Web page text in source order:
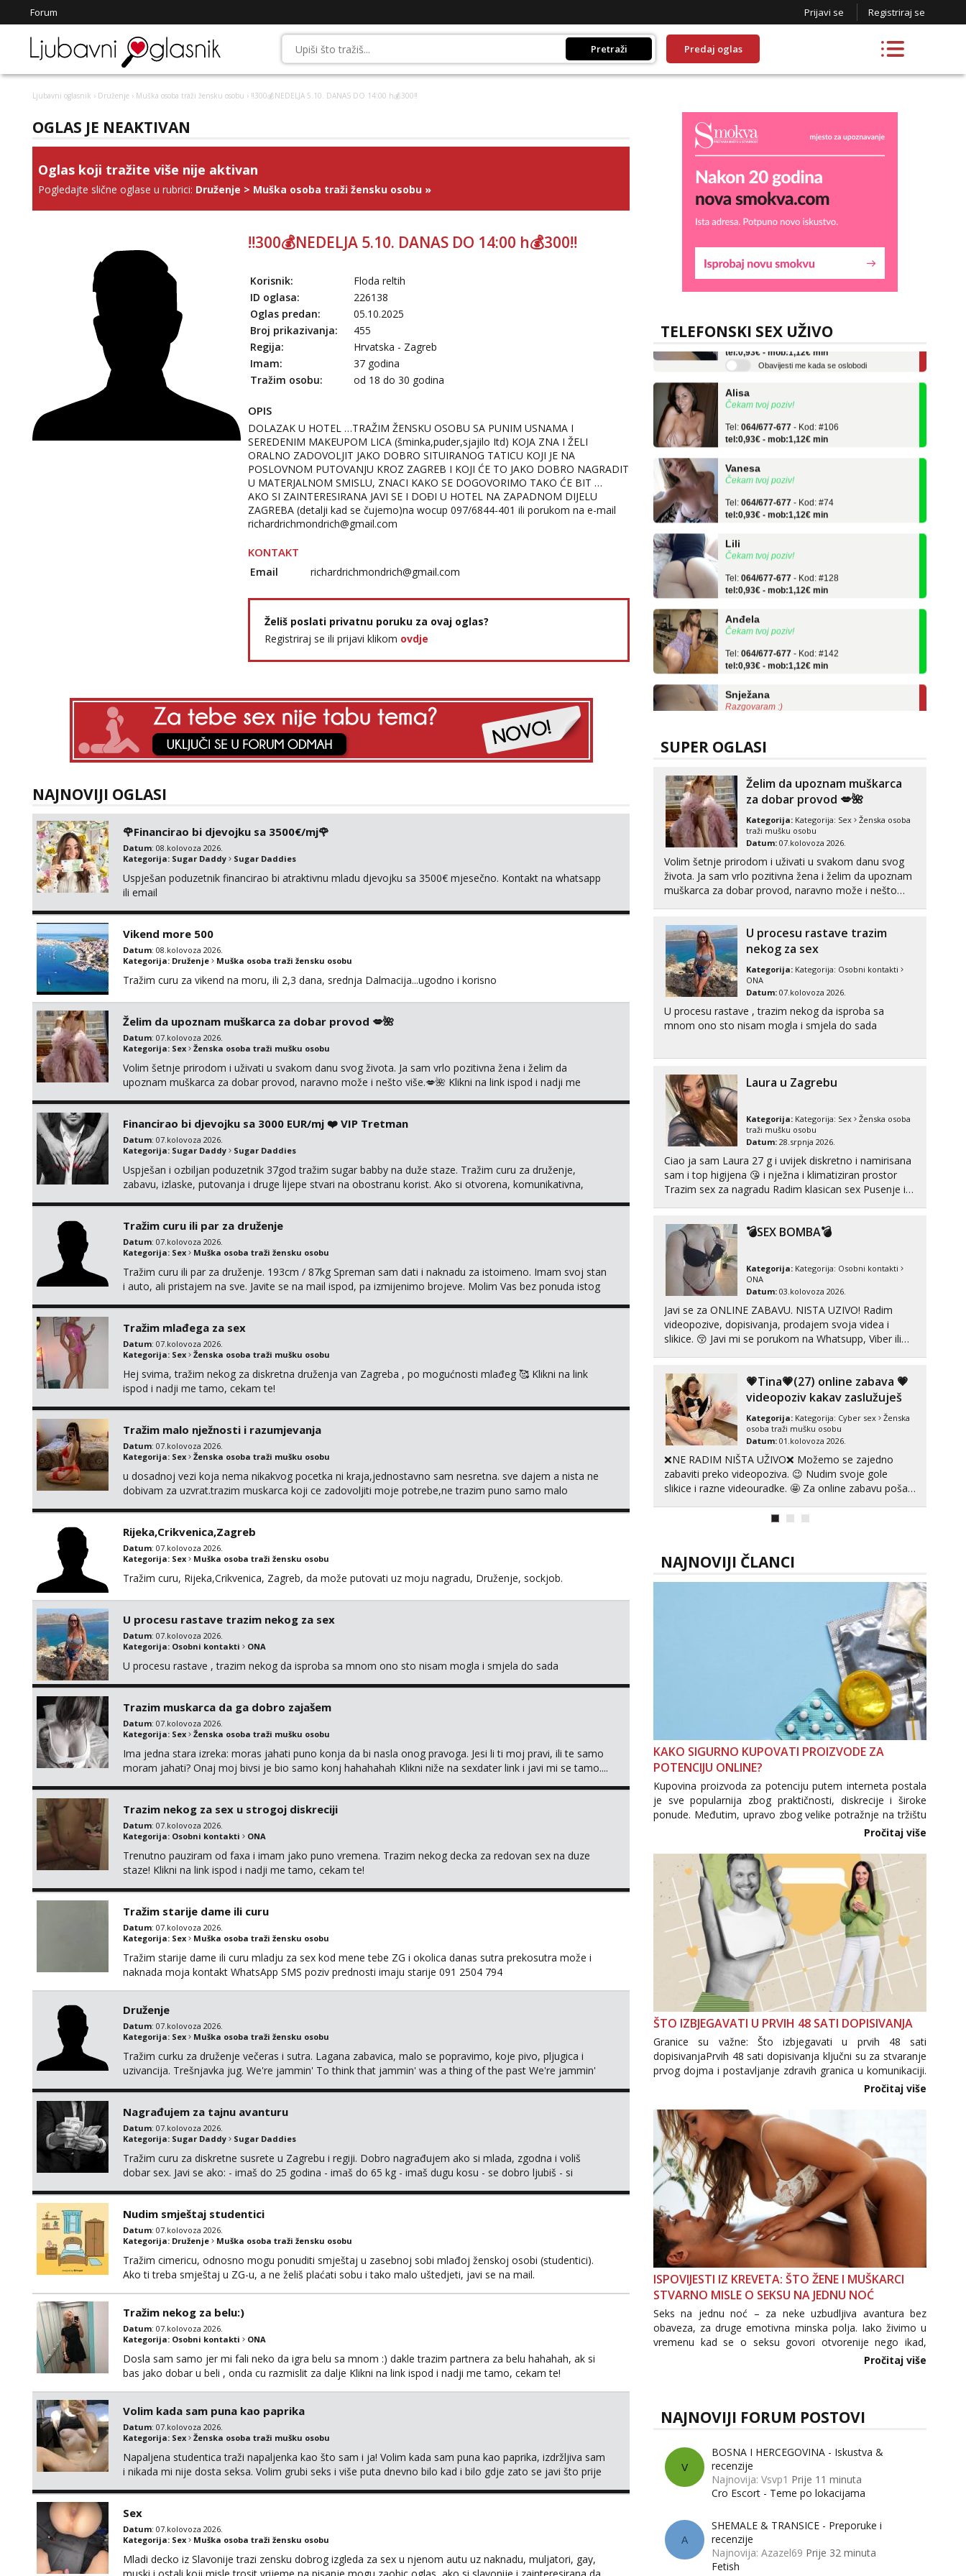
Forum Prijavi se Registriraj se
Pretraži Predaj oglas
Ljubavni oglasnik › Druženje › Muška osoba traži žensku osobu › ‼️300💰NEDELJA 5.10. DANAS DO 14:00 h💰300‼️
OGLAS JE NEAKTIVAN
Oglas koji tražite više nije aktivan
Pogledajte slične oglase u rubrici: Druženje > Muška osoba traži žensku osobu »
‼️300💰NEDELJA 5.10. DANAS DO 14:00 h💰300‼️
Korisnik:
Floda reltih
ID oglasa:
226138
Oglas predan:
05.10.2025
Broj prikazivanja:
455
Regija:
Hrvatska - Zagreb
Imam:
37 godina
Tražim osobu:
od 18 do 30 godina
OPIS
DOLAZAK U HOTEL …TRAŽIM ŽENSKU OSOBU SA PUNIM USNAMA I
SEREDENIM MAKEUPOM LICA (šminka,puder,sjajilo Itd) KOJA ZNA I ŽELI
ORALNO ZADOVOLJIT JAKO DOBRO SITUIRANOG TATICU KOJI JE NA
POSLOVNOM PUTOVANJU KROZ ZAGREB I KOJI ĆE TO JAKO DOBRO NAGRADIT
U MATERJALNOM SMISLU, ZNACI KAKO SE DOGOVORIMO TAKO ĆE BIT …
AKO SI ZAINTERESIRANA JAVI SE I DOĐI U HOTEL NA ZAPADNOM DIJELU
ZAGREBA (detalji kad se čujemo)na wocup 097/6844-401 ili porukom na e-mail
richardrichmondrich@gmail.com
KONTAKT
Email richardrichmondrich@gmail.com
Želiš poslati privatnu poruku za ovaj oglas?
Registriraj se ili prijavi klikom ovdje
NAJNOVIJI OGLASI
🌹Financirao bi djevojku sa 3500€/mj🌹
Datum: 08.kolovoza 2026.
Kategorija: Sugar Daddy Sugar Daddies
Uspješan poduzetnik financirao bi atraktivnu mladu djevojku sa 3500€ mjesečno. Kontakt na whatsapp
ili email
Vikend more 500
Datum: 08.kolovoza 2026.
Kategorija: Druženje Muška osoba traži žensku osobu
Tražim curu za vikend na moru, ili 2,3 dana, srednja Dalmacija...ugodno i korisno
Želim da upoznam muškarca za dobar provod 💋🌺
Datum: 07.kolovoza 2026.
Kategorija: Sex Ženska osoba traži mušku osobu
Volim šetnje prirodom i uživati u svakom danu svog života. Ja sam vrlo pozitivna žena i želim da
upoznam muškarca za dobar provod, naravno može i nešto više.💋🌺 Klikni na link ispod i nadji me
Financirao bi djevojku sa 3000 EUR/mj ❤️ VIP Tretman
Datum: 07.kolovoza 2026.
Kategorija: Sugar Daddy Sugar Daddies
Uspješan i ozbiljan poduzetnik 37god tražim sugar babby na duže staze. Tražim curu za druženje,
zabavu, izlaske, putovanja i druge lijepe stvari na obostranu korist. Ako si otvorena, komunikativna,
Tražim curu ili par za druženje
Datum: 07.kolovoza 2026.
Kategorija: Sex Muška osoba traži žensku osobu
Tražim curu ili par za druženje. 193cm / 87kg Spreman sam dati i naknadu za istoimeno. Imam svoj stan
i auto, ali pristajem na sve. Javite se na mail ispod, pa izmijenimo brojeve. Molim Vas bez ponuda istog
Tražim mlađega za sex
Datum: 07.kolovoza 2026.
Kategorija: Sex Ženska osoba traži mušku osobu
Hej svima, tražim nekog za diskretna druženja van Zagreba , po mogućnosti mlađeg 🥰 Klikni na link
ispod i nadji me tamo, cekam te!
Tražim malo nježnosti i razumjevanja
Datum: 07.kolovoza 2026.
Kategorija: Sex Ženska osoba traži mušku osobu
u dosadnoj vezi koja nema nikakvog pocetka ni kraja,jednostavno sam nesretna. sve dajem a nista ne
dobivam za uzvrat.trazim muskarca koji ce zadovoljiti moje potrebe,ne trazim puno samo malo
Rijeka,Crikvenica,Zagreb
Datum: 07.kolovoza 2026.
Kategorija: Sex Muška osoba traži žensku osobu
Tražim curu, Rijeka,Crikvenica, Zagreb, da može putovati uz moju nagradu, Druženje, sockjob.
U procesu rastave trazim nekog za sex
Datum: 07.kolovoza 2026.
Kategorija: Osobni kontakti ONA
U procesu rastave , trazim nekog da isproba sa mnom ono sto nisam mogla i smjela do sada
Trazim muskarca da ga dobro zajašem
Datum: 07.kolovoza 2026.
Kategorija: Sex Ženska osoba traži mušku osobu
Ima jedna stara izreka: moras jahati puno konja da bi nasla onog pravoga. Jesi li ti moj pravi, ili te samo
moram jahati? Onaj moj bivsi je bio samo konj hahahahah Klikni niže na sexdater link i javi mi se tamo....
Trazim nekog za sex u strogoj diskreciji
Datum: 07.kolovoza 2026.
Kategorija: Osobni kontakti ONA
Trenutno pauziram od faxa i imam jako puno vremena. Trazim nekog decka za redovan sex na duze
staze! Klikni na link ispod i nadji me tamo, cekam te!
Tražim starije dame ili curu
Datum: 07.kolovoza 2026.
Kategorija: Sex Muška osoba traži žensku osobu
Tražim starije dame ili curu mladju za sex kod mene tebe ZG i okolica danas sutra prekosutra može i
naknada moja kontakt WhatsApp SMS poziv prednosti imaju starije 091 2504 794
Druženje
Datum: 07.kolovoza 2026.
Kategorija: Sex Muška osoba traži žensku osobu
Tražim curku za druženje večeras i sutra. Lagana zabavica, malo se popravimo, koje pivo, pljugica i
uzivancija. Trešnjavka jug. We're jammin' To think that jammin' was a thing of the past We're jammin'
Nagrađujem za tajnu avanturu
Datum: 07.kolovoza 2026.
Kategorija: Sugar Daddy Sugar Daddies
Tražim curu za diskretne susrete u Zagrebu i regiji. Dobro nagrađujem ako si mlada, zgodna i voliš
dobar sex. Javi se ako: - imaš do 25 godina - imaš do 65 kg - imaš dugu kosu - se dobro ljubiš - si
Nudim smještaj studentici
Datum: 07.kolovoza 2026.
Kategorija: Druženje Muška osoba traži žensku osobu
Tražim cimericu, odnosno mogu ponuditi smještaj u zasebnoj sobi mlađoj ženskoj osobi (studentici).
Ako ti treba smještaj u ZG-u, a ne želiš plaćati sobu i tako malo uštedjeti, javi se na mail.
Tražim nekog za belu:)
Datum: 07.kolovoza 2026.
Kategorija: Osobni kontakti ONA
Dosla sam samo jer mi fali neko da igra belu sa mnom :) dakle trazim partnera za belu hahahah, ak si
bas jako dobar u beli , onda cu razmislit za dalje Klikni na link ispod i nadji me tamo, cekam te!
Volim kada sam puna kao paprika
Datum: 07.kolovoza 2026.
Kategorija: Sex Ženska osoba traži mušku osobu
Napaljena studentica traži napaljenka kao što sam i ja! Volim kada sam puna kao paprika, izdržljiva sam
i nikada mi nije dosta seksa. Volim grubi seks i više puta dnevno bilo kad i bilo gdje zato se javi što prije
Sex
Datum: 07.kolovoza 2026.
Kategorija: Sex Muška osoba traži žensku osobu
Mladi decko iz Slavonije trazi zensku dobrog izgleda za sex u njenom autu uz naknadu, muljatori, gay,
TELEFONSKI SEX UŽIVO
Snježana
Tel:064/677-677 - Kod: #119
tel:0,93€ - mob:1,12€ min
Obavijesti me kada se oslobodi
Čekam tvoj poziv!
tel:0,93€ - mob:1,12€ min
Čekam tvoj poziv!
tel:0,93€ - mob:1,12€ min
Čekam tvoj poziv!
tel:0,93€ - mob:1,12€ min
Čekam tvoj poziv!
tel:0,93€ - mob:1,12€ min
Razgovaram :)
Obavijesti me kada se oslobodi
Čekam tvoj poziv!
Tel: 064/677-677 - Kod: #106
tel:0,93€ - mob:1,12€ min
Vanesa
Čekam tvoj poziv!
Tel:064/677-677- Kod: #74
tel:0,93€ - mob:1,12€ min
Čekam tvoj poziv!
Tel: 064/677-677- Kod: #128
tel:0,93€ - mob:1,12€ min
Anđela
Čekam tvoj poziv!
Tel: 064/677-677- Kod: #142
SUPER OGLASI
Želim da upoznam muškarca
za dobar provod 💋🌺
Kategorija: Kategorija: Sex
Ženska osoba
traži mušku osobu
Datum: 07.kolovoza 2026.
Volim šetnje prirodom i uživati u svakom danu svog
života. Ja sam vrlo pozitivna žena i želim da upoznam
muškarca za dobar provod, naravno može i nešto
U procesu rastave trazim
nekog za sex
Kategorija: Kategorija: Osobni kontakti
ONA
Datum: 07.kolovoza 2026.
U procesu rastave , trazim nekog da isproba sa
mnom ono sto nisam mogla i smjela do sada
Laura u Zagrebu
Kategorija: Kategorija: Sex
Ženska osoba
traži mušku osobu
Datum: 28.srpnja 2026.
Ciao ja sam Laura 27 g i uvijek diskretno i namirisana
sam i top higijena 😘 i nježna i klimatiziran prostor
Trazim sex za nagradu Radim klasican sex Pusenje i
neljubim se Wha...💣SEX BOMBA💣
Kategorija: Kategorija: Osobni kontakti
ONA
Datum: 03.kolovoza 2026.
Javi se za ONLINE ZABAVU. NISTA UZIVO! Radim
videopozive, dopisivanja, prodajem svoja videa i
slikice. 😚 Javi mi se porukom na Whatsupp, Viber ili
💗Tina💗(27) online zabava 💗
videopoziv kakav zaslužuješ
Kategorija: Kategorija: Cyber sex
Ženska
osoba traži mušku osobu
Datum: 01.kolovoza 2026.
❌NE RADIM NIŠTA UŽIVO❌ Možemo se zajedno
zabaviti preko videopoziva. 😉 Nudim svoje gole
slikice i razne videouradke. 🤩 Za online zabavu pošalji
NAJNOVIJI ČLANCI
KAKO SIGURNO KUPOVATI PROIZVODE ZA
POTENCIJU ONLINE?
Kupovina proizvoda za potenciju putem interneta postala
je sve popularnija zbog praktičnosti, diskrecije i široke
ponude. Međutim, upravo zbog velike potražnje na tržištu
se pojavljuju i brojni krivotvoreni proizvodi, nepouzdane
internetske trgovine te proizvodi nepoznatog podrijetla. ...
Pročitaj više
ŠTO IZBJEGAVATI U PRVIH 48 SATI DOPISIVANJA
Granice su važne: Što izbjegavati u prvih 48 sati
dopisivanjaPrvih 48 sati dopisivanja ključni su za stvaranje
prvog dojma i postavljanje zdravih granica u komunikaciji.
Važno je izbjeći prebrzo otkrivanje osobnih ili intimnih
informacija, jer nepoznata osoba još nije zaslužila to
povjerenje. Takođe...
Pročitaj više
ISPOVIJESTI IZ KREVETA: ŠTO ŽENE I MUŠKARCI
STVARNO MISLE O SEKSU NA JEDNU NOĆ
Seks na jednu noć – za neke uzbudljiva avantura bez
obaveza, za druge emotivna minska polja. Iako živimo u
vremenu kad se o seksu govori otvorenije nego ikad,
tema „jedne noći strasti“ i dalje izaziva burne rasprave. Što
Pročitaj više
NAJNOVIJI FORUM POSTOVI
V
BOSNA I HERCEGOVINA - Iskustva &
recenzije
Najnovija: Vsvp1 Prije 11 minuta
Cro Escort - Teme po lokacijama
A
SHEMALE & TRANSICE - Preporuke i
recenzije
Najnovija: Azazel69 Prije 32 minuta
Fetish